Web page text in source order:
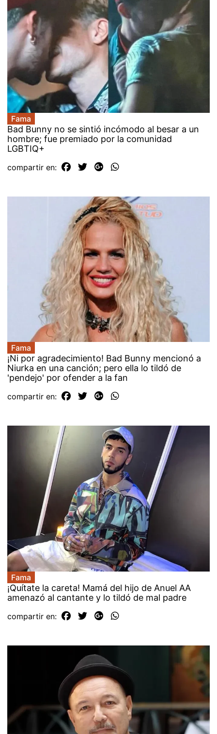
Fama
Bad Bunny no se sintió incómodo al besar a un
hombre; fue premiado por la comunidad
LGBTIQ+
compartir en:
Fama
¡Ni por agradecimiento! Bad Bunny mencionó a
Niurka en una canción; pero ella lo tildó de
'pendejo' por ofender a la fan
compartir en:
Fama
¡Quítate la careta! Mamá del hijo de Anuel AA
amenazó al cantante y lo tildó de mal padre
compartir en: